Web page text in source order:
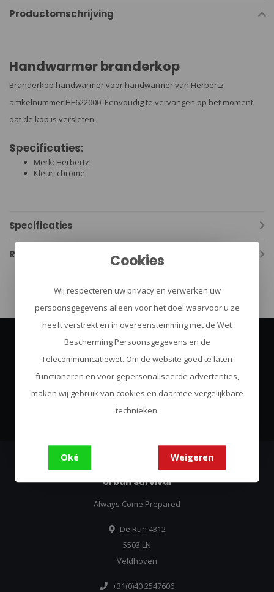
Productomschrijving
Handwarmer branderkop
Branderkop handwarmer voor handwarmer van Herbertz
artikelnummer HE622000. Eenvoudig te vervangen op het moment
dat de kop is versleten.
Specificaties:
Merk: Herbertz
Kleur: chrome
Specificaties
Reviews
Abonneer je op onze nieuwsbrief
Blijf op de hoogte over onze laatste acties
Abonneer
Urban Survival
Always Come Prepared
De Run 4312
5503 LN
Veldhoven
+31(0)40 2547606
Cookies
Wij respecteren uw privacy en verwerken uw
persoonsgegevens alleen voor het doel waarvoor u ze
heeft verstrekt en in overeenstemming met de Wet
Bescherming Persoonsgegevens en de
Telecommunicatiewet. Om de website goed te laten
functioneren en voor gepersonaliseerde advertenties,
maken wij gebruik van cookies en daarmee vergelijkbare
technieken.
Oké Weigeren